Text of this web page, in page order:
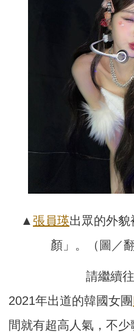
▲ 張員瑛出眾的外
顏」。（圖／
請繼續
2021年出道的韓國女團
間就有超高人氣，不